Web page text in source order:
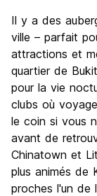
Il y a des
ville – parfait
attractions et
quartier de
pour la vie
clubs où
le coin si vous
avant de
Chinatown et
plus animés de
proches l'un de